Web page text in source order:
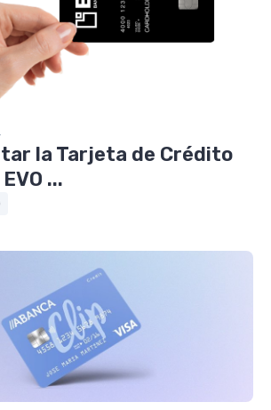
la Tarjeta de Crédito
...